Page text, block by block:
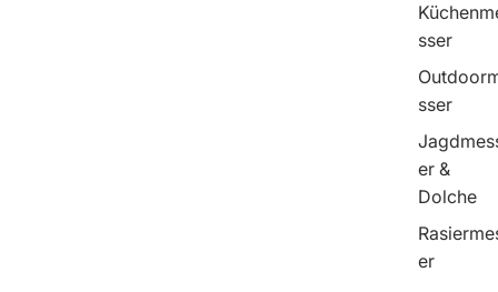
sser
sser
er &
Dolche
er